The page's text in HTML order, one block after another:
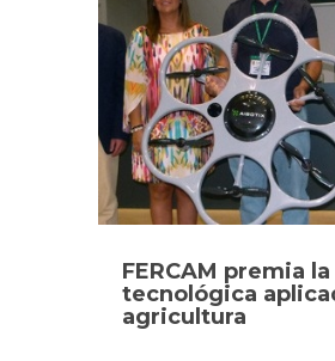
FERCAM premia
tecnológica
agricultura